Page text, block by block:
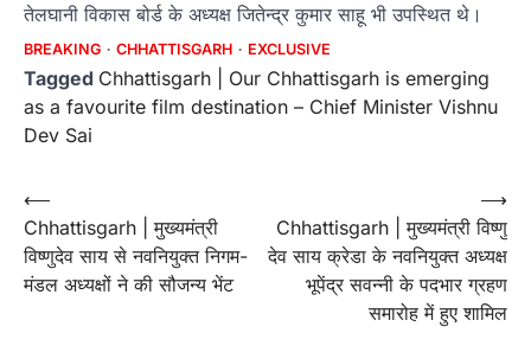
तेलघानी विकास बोर्ड के अध्यक्ष जितेन्द्र कुमार साहू भी उपस्थित थे।
BREAKING CHHATTISGARH EXCLUSIVE
Tagged Chhattisgarh | Our Chhattisgarh is emerging
as a favourite film destination – Chief Minister Vishnu
Dev Sai
Post
navigation
⟵
Chhattisgarh | मुख्यमंत्री
विष्णुदेव साय से नवनियुक्त निगम-
मंडल अध्यक्षों ने की सौजन्य भेंट
Chhattisgarh | मुख्यमंत्री विष्णु
देव साय क्रेडा के नवनियुक्त अध्यक्ष
भूपेंद्र सवन्नी के पदभार ग्रहण
समारोह में हुए शामिल
⟶